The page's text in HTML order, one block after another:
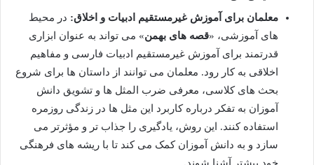
معلمان برای آموزش غیرمستقیم ادبیات و اخلاق: در محیط
های آموزشی، «قصه های بهمن» می تواند به عنوان ابزاری
قدرتمند برای آموزش غیرمستقیم ادبیات فارسی و مفاهیم
اخلاقی به کار رود. معلمان می توانند از داستان ها برای شروع
بحث های کلاسی، معرفی ضرب المثل ها و تشویق دانش
آموزان به تفکر درباره کاربرد این مثل ها در زندگی روزمره
استفاده کنند. این روش، یادگیری را جذاب تر و مؤثرتر می
سازد و به دانش آموزان کمک می کند تا با ریشه های فرهنگی